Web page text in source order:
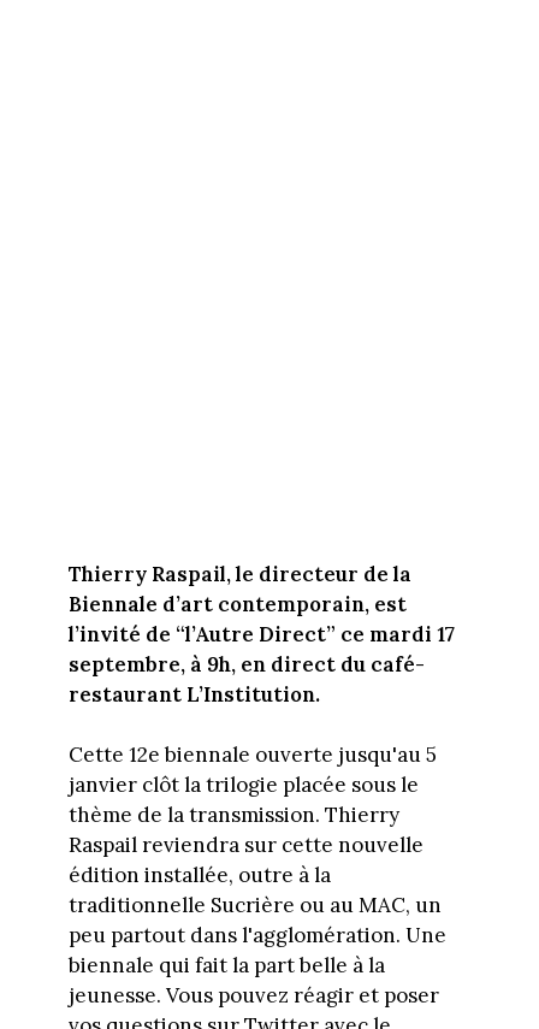
Thierry Raspail, le directeur de la
Biennale d’art contemporain, est
l’invité de “l’Autre Direct” ce mardi 17
septembre, à 9h, en direct du café-
restaurant L’Institution.
Cette 12e biennale ouverte jusqu'au 5
janvier clôt la trilogie placée sous le
thème de la transmission. Thierry
Raspail reviendra sur cette nouvelle
édition installée, outre à la
traditionnelle Sucrière ou au MAC, un
peu partout dans l'agglomération. Une
biennale qui fait la part belle à la
jeunesse. Vous pouvez réagir et poser